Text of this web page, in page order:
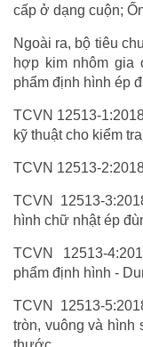
cấp ở dạng cuộn;
Ngoài ra, bộ tiêu
hợp kim nhôm gia
phẩm định hình ép
TCVN 12513-
kỹ thuật cho kiểm
TCVN 12513-
TCVN 12513-
hình chữ nhật ép
TCVN 12513-
phẩm định hình -
TCVN 12513-
tròn, vuông và hình